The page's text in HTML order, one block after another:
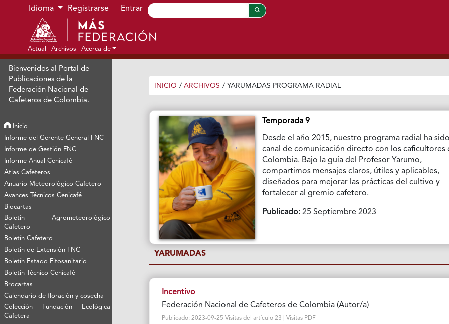
Ir al menú de navegación principal
Ir al contenido principal
Ir al pie de página del sitio
Idioma Registrarse Entrar
Actual Archivos Acerca de
Bienvenidos al Portal de
Publicaciones de la
Federación Nacional de
Cafeteros de Colombia.
Inicio
Informe del Gerente General FNC
Informe de Gestión FNC
Informe Anual Cenicafé
Atlas Cafeteros
Anuario Meteorológico Cafetero
Avances Técnicos Cenicafé
Biocartas
Boletín Agrometeorológico
Cafetero
Boletín Cafetero
Boletín de Extensión FNC
Boletín Estado Fitosanitario
Boletín Técnico Cenicafé
Brocartas
Calendario de floración y cosecha
Colección Fundación Ecológica
Cafetera
INICIO / ARCHIVOS / YARUMADAS PROGRAMA RADIAL
Temporada 9
Desde el año 2015, nuestro programa radial ha
canal de comunicación directo con los caficultores
Colombia. Bajo la guía del Profesor Yarumo,
compartimos mensajes claros, útiles y aplicables,
diseñados para mejorar las prácticas del cultivo y
fortalecer al gremio cafetero.
Publicado: 25 Septiembre 2023
YARUMADAS
Incentivo
Federación Nacional de Cafeteros de Colombia (Autor/a)
Publicado: 2023-09-25 Visitas del artículo 23 | Visitas PDF